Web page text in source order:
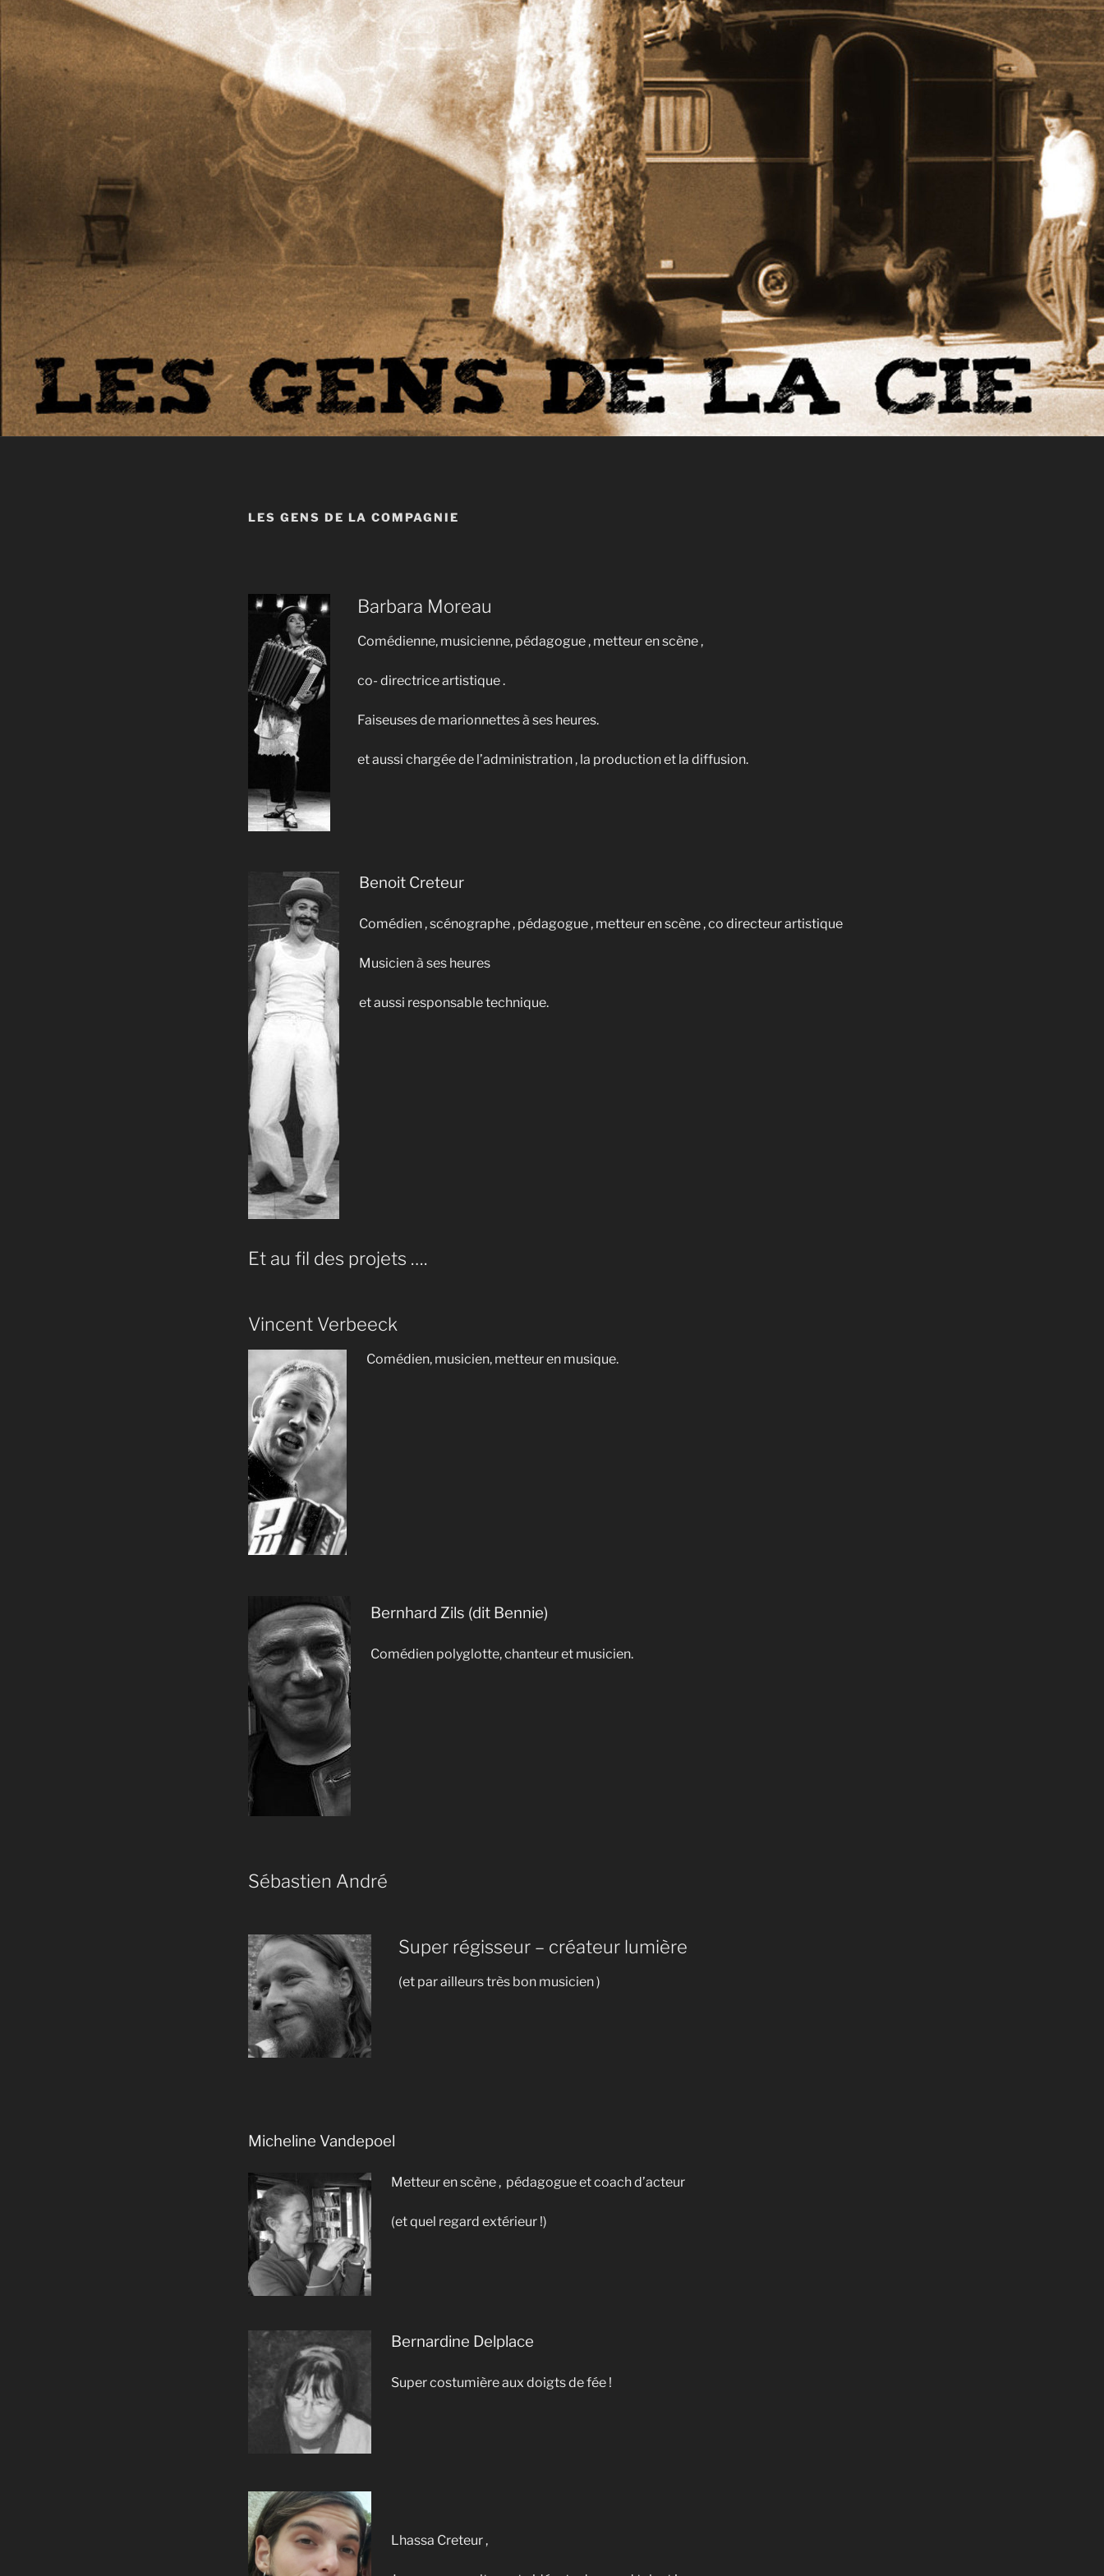
LES GENS DE LA COMPAGNIE
Barbara Moreau
Comédienne, musicienne, pédagogue , metteur en scène ,
co- directrice artistique .
Faiseuses de marionnettes à ses heures.
et aussi chargée de l’administration , la production et la diffusion.
Benoit Creteur
Comédien , scénographe , pédagogue , metteur en scène , co directeur artistique
Musicien à ses heures
et aussi responsable technique.
Et au fil des projets ….
Vincent Verbeeck
Comédien, musicien, metteur en musique.
Bernhard Zils (dit Bennie)
Comédien polyglotte, chanteur et musicien.
Sébastien André
Super régisseur – créateur lumière
(et par ailleurs très bon musicien )
Micheline Vandepoel
Metteur en scène , pédagogue et coach d’acteur
(et quel regard extérieur !)
Bernardine Delplace
Super costumière aux doigts de fée !
Lhassa Creteur ,